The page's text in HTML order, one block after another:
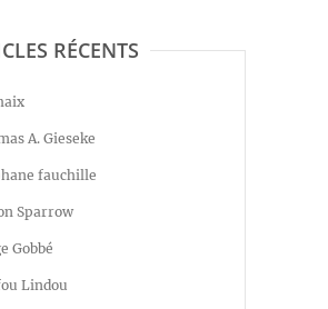
RÉCENTS
A. Gieseke
fauchille
Sparrow
Gobbé
Lindou